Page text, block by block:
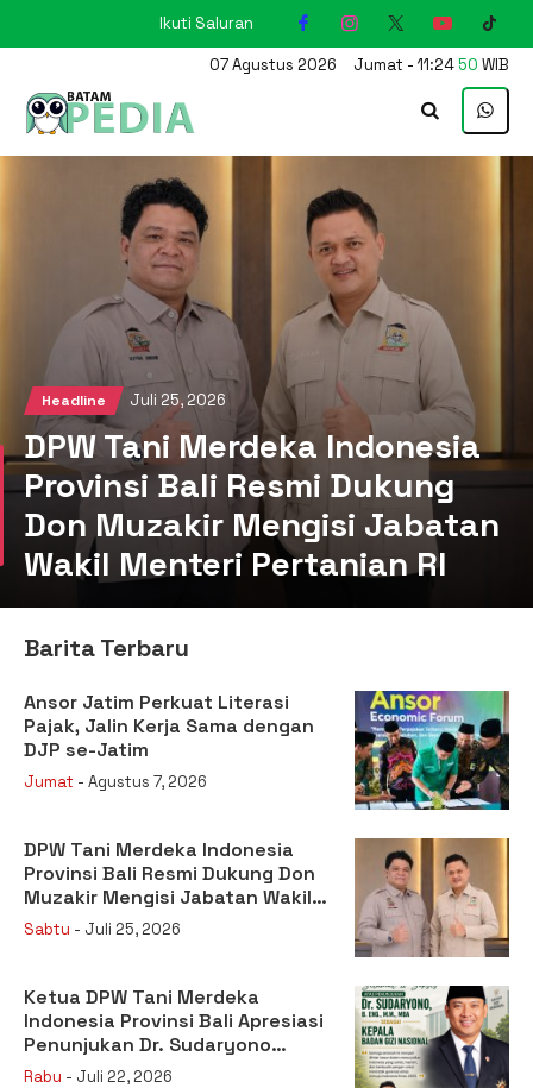
Ikuti Saluran
07Agustus2026 Jumat -11:2451 WIB
Headline Juli 25, 2026
DPW Tani Merdeka Indonesia
Provinsi Bali Resmi Dukung
Don Muzakir Mengisi Jabatan
Wakil Menteri Pertanian RI
Barita Terbaru
Ansor Jatim Perkuat Literasi
Pajak, Jalin Kerja Sama dengan
DJP se-Jatim
Jumat - Agustus 7, 2026
DPW Tani Merdeka Indonesia
Provinsi Bali Resmi Dukung Don
Muzakir Mengisi Jabatan Wakil
Menteri Pertanian RI
Sabtu - Juli 25, 2026
Ketua DPW Tani Merdeka
Indonesia Provinsi Bali Apresiasi
Penunjukan Dr. Sudaryono
sebagai Kepala Badan Gizi
Rabu - Juli 22, 2026